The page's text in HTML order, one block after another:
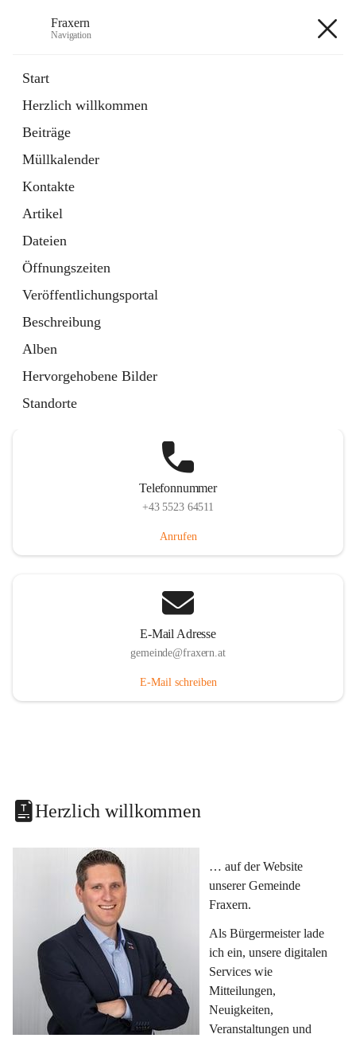
Fraxern
Navigation
Start
Herzlich willkommen
Beiträge
Müllkalender
Kontakte
Artikel
Dateien
Öffnungszeiten
Veröffentlichungsportal
Beschreibung
Alben
Hervorgehobene Bilder
Standorte
Ordner
in
Tab
Formulare
Artikel
öffnet
in
neuem
Tab
Telefonnummer
+43 5523 64511
Anrufen
E-Mail Adresse
gemeinde@fraxern.at
E-Mail schreiben
Herzlich willkommen
… auf der Website
unserer Gemeinde
Fraxern.
Als Bürgermeister lade
ich ein, unsere digitalen
Services wie
Mitteilungen,
Neuigkeiten,
Veranstaltungen und